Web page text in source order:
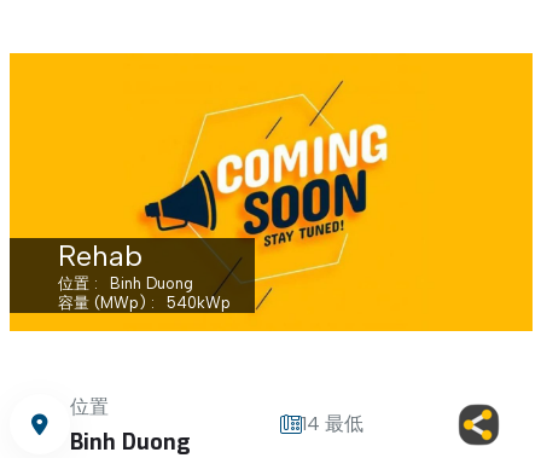
Rehab
位置
Binh Duong
容量 (MWp)
540kWp
位置
Binh Duong
14 最低